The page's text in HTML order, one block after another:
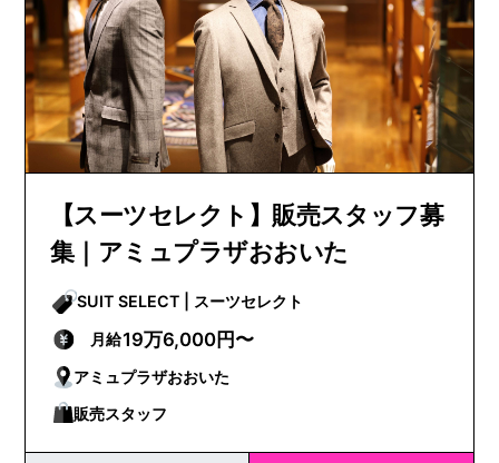
【スーツセレクト】販売スタッフ募
集｜アミュプラザおおいた
SUIT SELECT | スーツセレクト
月給19万6,000円〜
アミュプラザおおいた
販売スタッフ